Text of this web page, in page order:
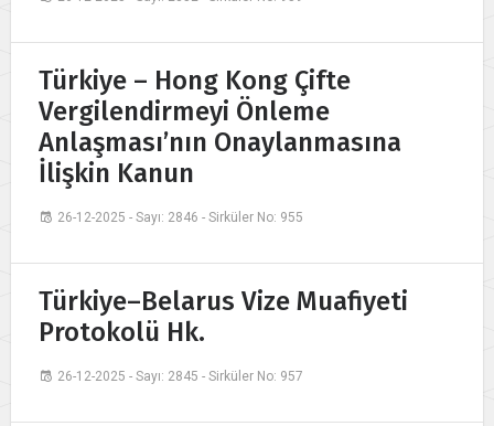
Türkiye – Hong Kong Çifte
Vergilendirmeyi Önleme
Anlaşması’nın Onaylanmasına
İlişkin Kanun
26-12-2025 - Sayı: 2846 - Sirküler No: 955
Türkiye–Belarus Vize Muafiyeti
Protokolü Hk.
26-12-2025 - Sayı: 2845 - Sirküler No: 957